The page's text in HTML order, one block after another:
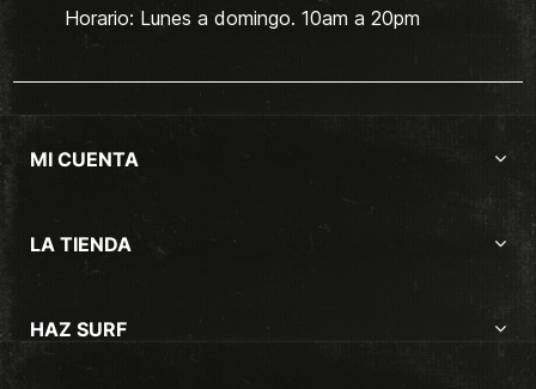
Horario: Lunes a domingo. 10am a 20pm
MI CUENTA
LA TIENDA
HAZ SURF